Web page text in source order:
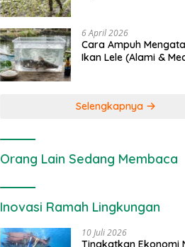
6 April 2026
Cara Ampuh
Ikan Lele (Alami &
Selengkapnya
Orang Lain Sedang Membaca
Inovasi Ramah Lingkungan
10 Juli 2026
Tingkatkan Ekonomi